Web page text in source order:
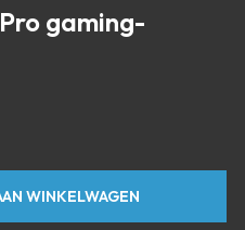
gaming-
WINKELWAGEN